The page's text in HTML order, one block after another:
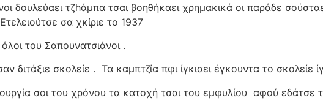
δουλεύαει τζhάμπα τσαι βοηθήκαει χρημακικά οι παράδε
Ετελειούτσε σα χκίριε το 1937
του Σαπουνατσιάνοι .
διτάξιε σκολείε . Τα καμπτζία πφι ίγκιαει έγκουντα το σκολείε
σοι του χρόνου τα κατοχή τσαι του εμφυλίου αφού εδάτσε